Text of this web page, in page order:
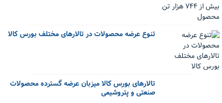
تنوع عرضه محصولات در تالارهای مختلف بورس کالا
تالارهای بورس کالا میزبان عرضه گسترده محصولات
صنعتی و پتروشیمی